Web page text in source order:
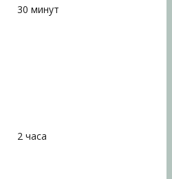
30 минут
2 часа